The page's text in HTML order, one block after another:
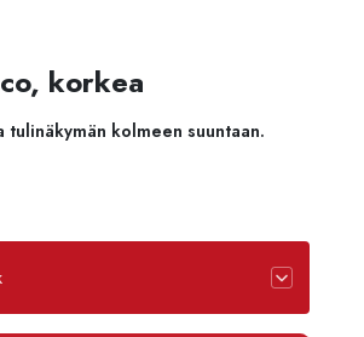
korkea
kolmeen suuntaan.
€